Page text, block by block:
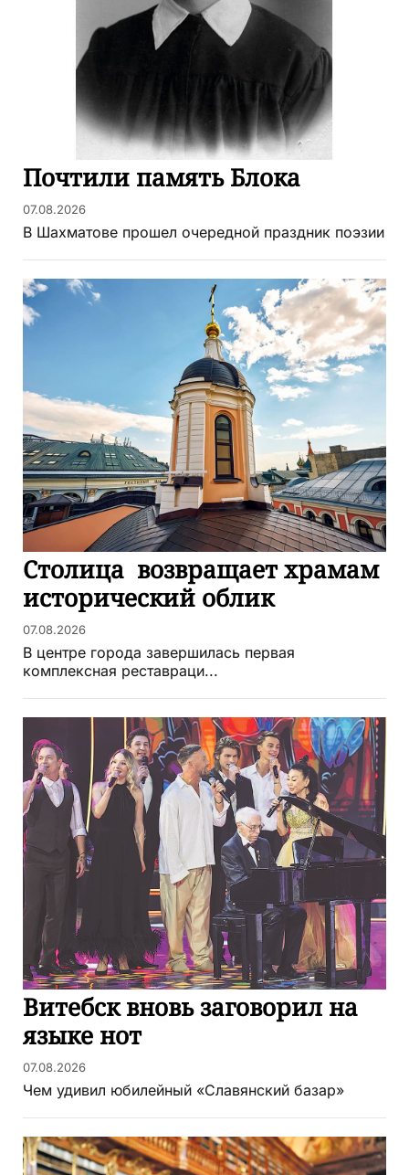
Почтили память Блока
07.08.2026
В Шахматове прошел очередной праздник поэзии
Столица возвращает храмам
исторический облик
07.08.2026
В центре города завершилась первая
комплексная реставраци...
Витебск вновь заговорил на
языке нот
07.08.2026
Чем удивил юбилейный «Славянский базар»